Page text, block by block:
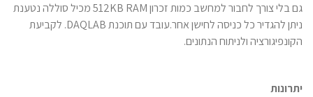
גם בלי צורך לחבור למחשב כמות זכרון 512KB RAM מכיל סוללה נטענת
ניתן להגדיר כל כניסה לחישן אחר.עובד עם תוכנת DAQLAB. לקביעת
הקונפיגורציה ולניתוח הנתונים.
יתרונות